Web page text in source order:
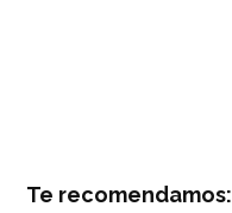
Te recomendamos: